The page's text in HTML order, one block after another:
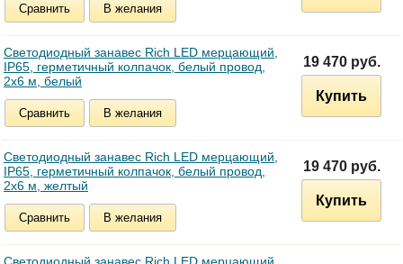
Сравнить В желания
Светодиодный занавес Rich LED мерцающий,
IP65, герметичный колпачок, белый провод,
2х6 м, белый
Сравнить В желания
19 470 руб.
Купить
Светодиодный занавес Rich LED мерцающий,
IP65, герметичный колпачок, белый провод,
2х6 м, желтый
Сравнить В желания
19 470 руб.
Купить
Светодиодный занавес Rich LED мерцающий,